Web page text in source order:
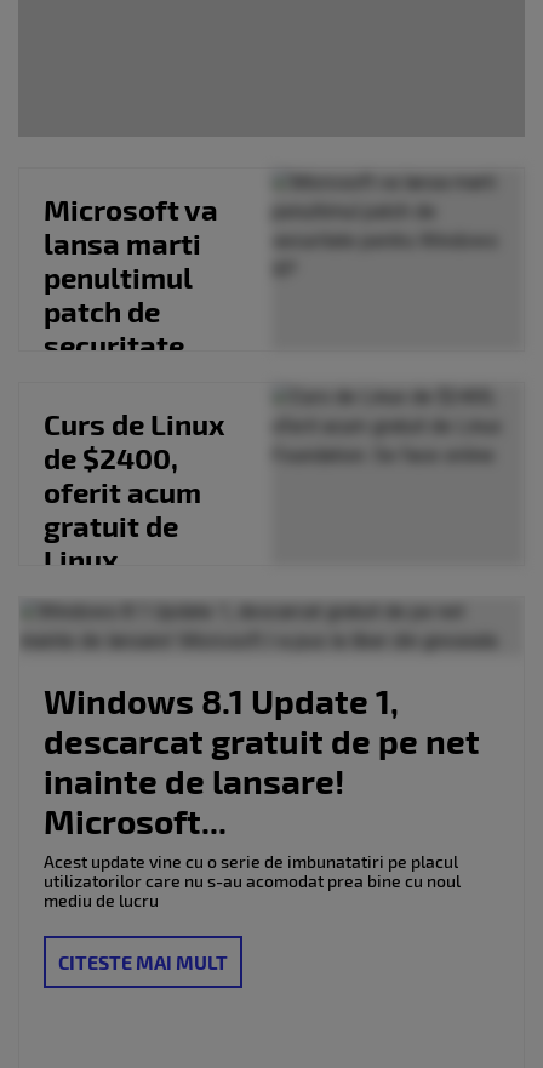
Microsoft va
lansa marti
penultimul
patch de
securitate
Windows XP
Curs de Linux
de $2400,
oferit acum
gratuit de
Linux
Foundation. Se
Windows 8.1 Update 1,
descarcat gratuit de pe net
inainte de lansare!
Microsoft...
Acest update vine cu o serie de imbunatatiri pe placul
utilizatorilor care nu s-au acomodat prea bine cu noul
mediu de lucru
CITESTE MAI MULT